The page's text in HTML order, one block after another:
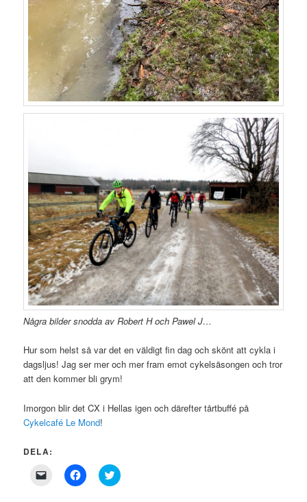
Några bilder snodda av Robert H och Pawel J…
Hur som helst så var det en väldigt fin dag och skönt att cykla i
dagsljus! Jag ser mer och mer fram emot cykelsäsongen och tror
att den kommer bli grym!
Imorgon blir det CX i Hellas igen och därefter tårtbuffé på
Cykelcafé Le Mond!
DELA:
Click
Click
to
Click
to